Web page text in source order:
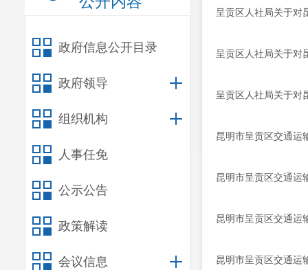
政府信息公开目录
政府领导
组织机构
人事任免
公示公告
政策解读
会议信息
呈贡区人社局关于对
呈贡区人社局关于对
呈贡区人社局关于对
昆明市呈贡区交通运
昆明市呈贡区交通运
昆明市呈贡区交通运
昆明市呈贡区交通运